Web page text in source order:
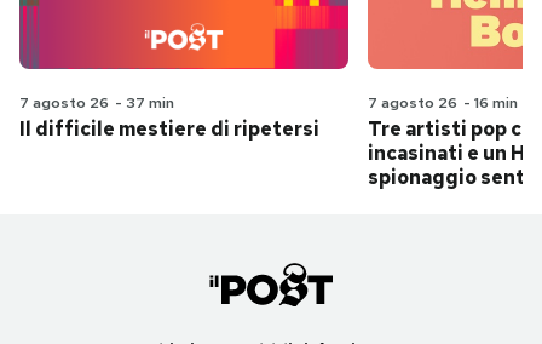
7 agosto 26 - 37 min
Il difficile mestiere di ripetersi
7 agosto 26 - 16 min
Tre artisti pop
incasinati e un
spionaggio